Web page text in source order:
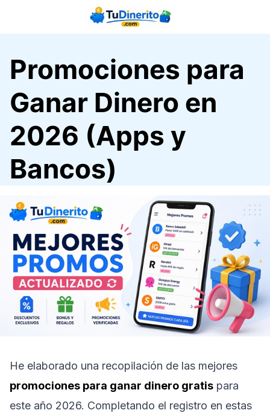
Promociones para
Ganar Dinero en
2026 (Apps y
Bancos)
He elaborado una recopilación de las mejores
promociones para ganar dinero gratis para
este año 2026. Completando el registro en estas